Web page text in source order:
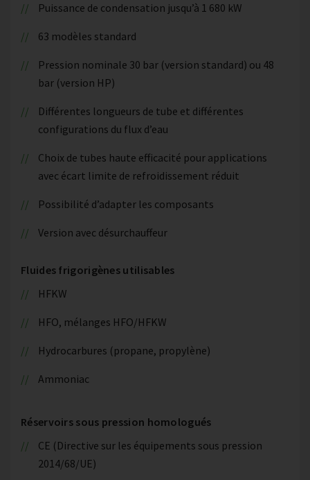
Puissance de condensation jusqu’à 1 680 kW
63 modèles standard
Pression nominale 30 bar (version standard) ou 48
bar (version HP)
Différentes longueurs de tube et différentes
configurations du flux d’eau
Choix de tubes haute efficacité pour applications
avec écart limite de refroidissement réduit
Possibilité d’adapter les composants
Version avec désurchauffeur
Fluides frigorigènes utilisables
HFKW
HFO, mélanges HFO/HFKW
Hydrocarbures (propane, propylène)
Ammoniac
Réservoirs sous pression homologués
CE (Directive sur les équipements sous pression
2014/68/UE)